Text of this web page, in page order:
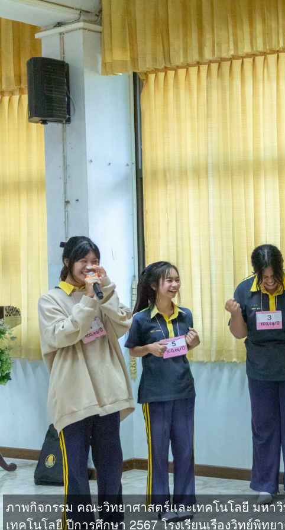
ภาพกิจกรรม คณะวิทยาศาสตร์และเทคโนโลยี มหา
เทคโนโลยี ปีการศึกษา 2567 โรงเรียนเรืองวิทย์พิทย